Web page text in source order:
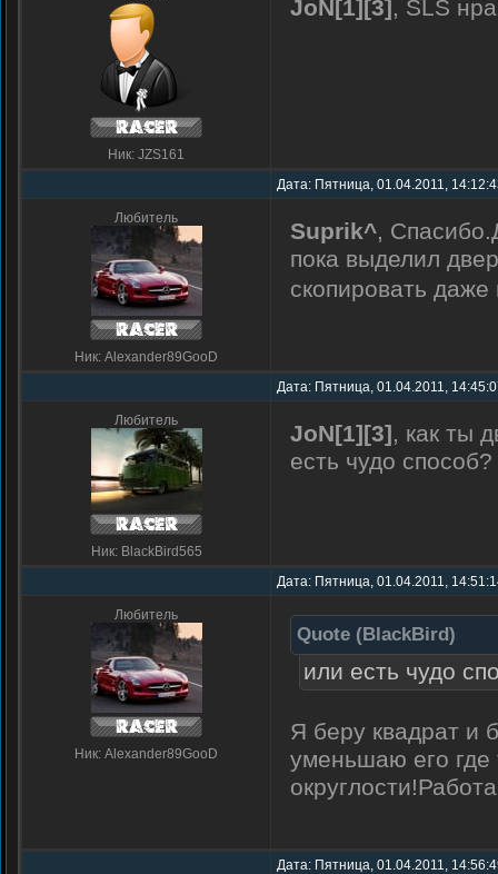
Ник: JZS161
JoN[1][3], SLS
Дата: Пятница, 01.04.2011,
Любитель
Ник: Alexander89GooD
Suprik^,
пока выделил
скопировать
Дата: Пятница, 01.04.2011,
Любитель
Ник: BlackBird565
JoN[1][3], как ты
есть чудо способ?
Дата: Пятница, 01.04.2011,
Любитель
Ник: Alexander89GooD
Quote (BlackBird)
или есть чудо
Я беру квадрат и
уменьшаю его где
Дата: Пятница, 01.04.2011,